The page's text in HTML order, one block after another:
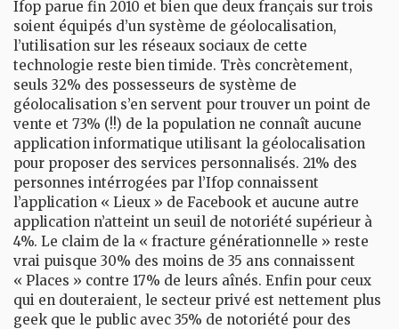
Ifop parue fin 2010 et bien que deux français sur trois
soient équipés d’un système de géolocalisation,
l’utilisation sur les réseaux sociaux de cette
technologie reste bien timide. Très concrètement,
seuls 32% des possesseurs de système de
géolocalisation s’en servent pour trouver un point de
vente et 73% (!!) de la population ne connaît aucune
application informatique utilisant la géolocalisation
pour proposer des services personnalisés. 21% des
personnes intérrogées par l’Ifop connaissent
l’application « Lieux » de Facebook et aucune autre
application n’atteint un seuil de notoriété supérieur à
4%. Le claim de la « fracture générationnelle » reste
vrai puisque 30% des moins de 35 ans connaissent
« Places » contre 17% de leurs aînés. Enfin pour ceux
qui en douteraient, le secteur privé est nettement plus
geek que le public avec 35% de notoriété pour des